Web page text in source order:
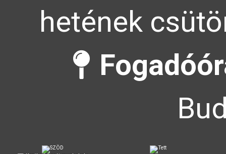
hetének